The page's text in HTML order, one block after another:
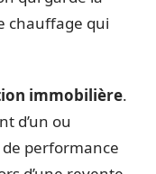
chauffage qui
immobilière.
d’un ou
performance